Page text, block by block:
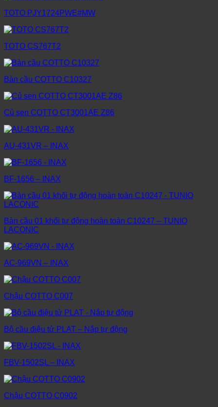
TOTO PJY1724PWE#MW
TOTO CS767T2
Bàn cầu COTTO C10327
Củ sen COTTO CT3001AE Z86
AU-431VR – INAX
BF-1656 – INAX
Bàn cầu 01 khối tự động hoàn toàn C10247 – TUNIO
LACONIC
AC-969VN – INAX
Chậu COTTO C007
Bộ cầu điệu tử PLAT – Nắp tự động
FBV-1502SL – INAX
Chậu COTTO C0902